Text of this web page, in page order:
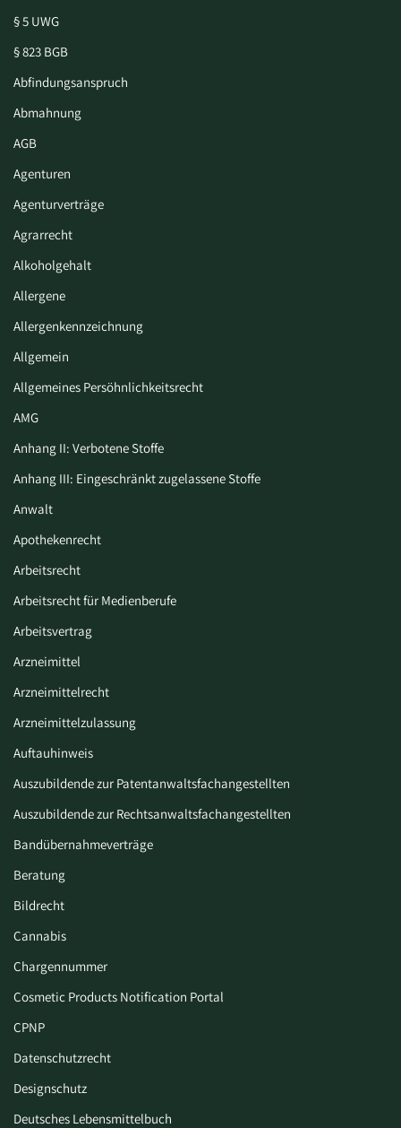
§ 5 UWG
§ 823 BGB
Abfindungsanspruch
Abmahnung
AGB
Agenturen
Agenturverträge
Agrarrecht
Alkoholgehalt
Allergene
Allergenkennzeichnung
Allgemein
Allgemeines Persöhnlichkeitsrecht
AMG
Anhang II: Verbotene Stoffe
Anhang III: Eingeschränkt zugelassene Stoffe
Anwalt
Apothekenrecht
Arbeitsrecht
Arbeitsrecht für Medienberufe
Arbeitsvertrag
Arzneimittel
Arzneimittelrecht
Arzneimittelzulassung
Auftauhinweis
Auszubildende zur Patentanwaltsfachangestellten
Auszubildende zur Rechtsanwaltsfachangestellten
Bandübernahmeverträge
Beratung
Bildrecht
Cannabis
Chargennummer
Cosmetic Products Notification Portal
CPNP
Datenschutzrecht
Designschutz
Deutsches Lebensmittelbuch